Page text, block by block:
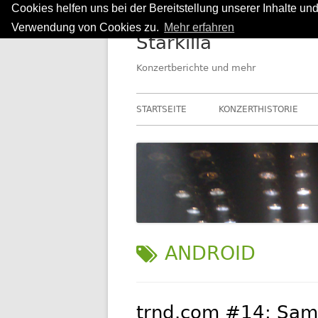
Cookies helfen uns bei der Bereitstellung unserer Inhalte
Verwendung von Cookies zu. Mehr erfahren
Springe
Starkilla
Konzertberichte und mehr
Primäres
Menü
STARTSEITE KONZERTHISTORIE
SCHLAGWORT:
ANDROID
trnd.com #14: